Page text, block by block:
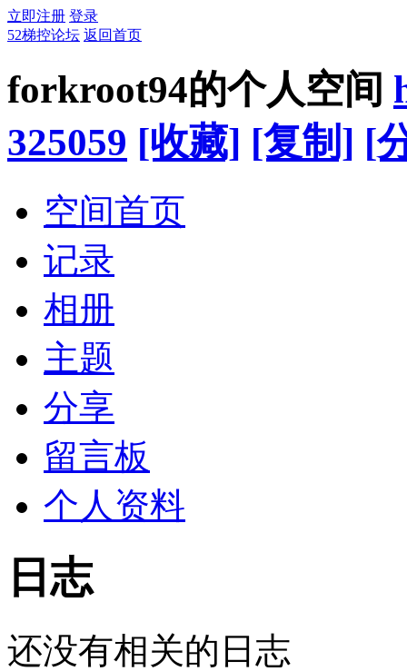
立即注册 登录
52梯控论坛 返回首页
forkroot94的个人空间
325059 [收藏] [复制] [
空间首页
记录
相册
主题
分享
留言板
个人资料
日志
还没有相关的日志